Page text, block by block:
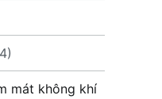
mát không khí